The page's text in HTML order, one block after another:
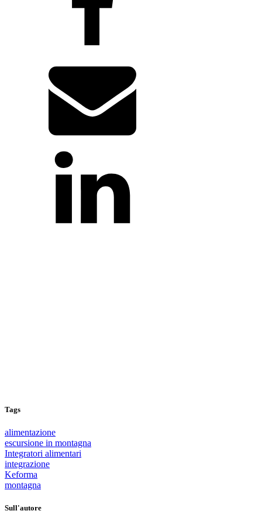
Tags
alimentazione
escursione in montagna
Integratori alimentari
integrazione
Keforma
montagna
Sull'autore